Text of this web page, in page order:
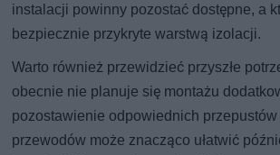
instalacji powinny pozostać dostępne, a
bezpiecznie przykryte warstwą izolacji.
Warto również przewidzieć przyszłe
obecnie nie planuje się montażu
pozostawienie odpowiednich
przewodów może znacząco ułatwić